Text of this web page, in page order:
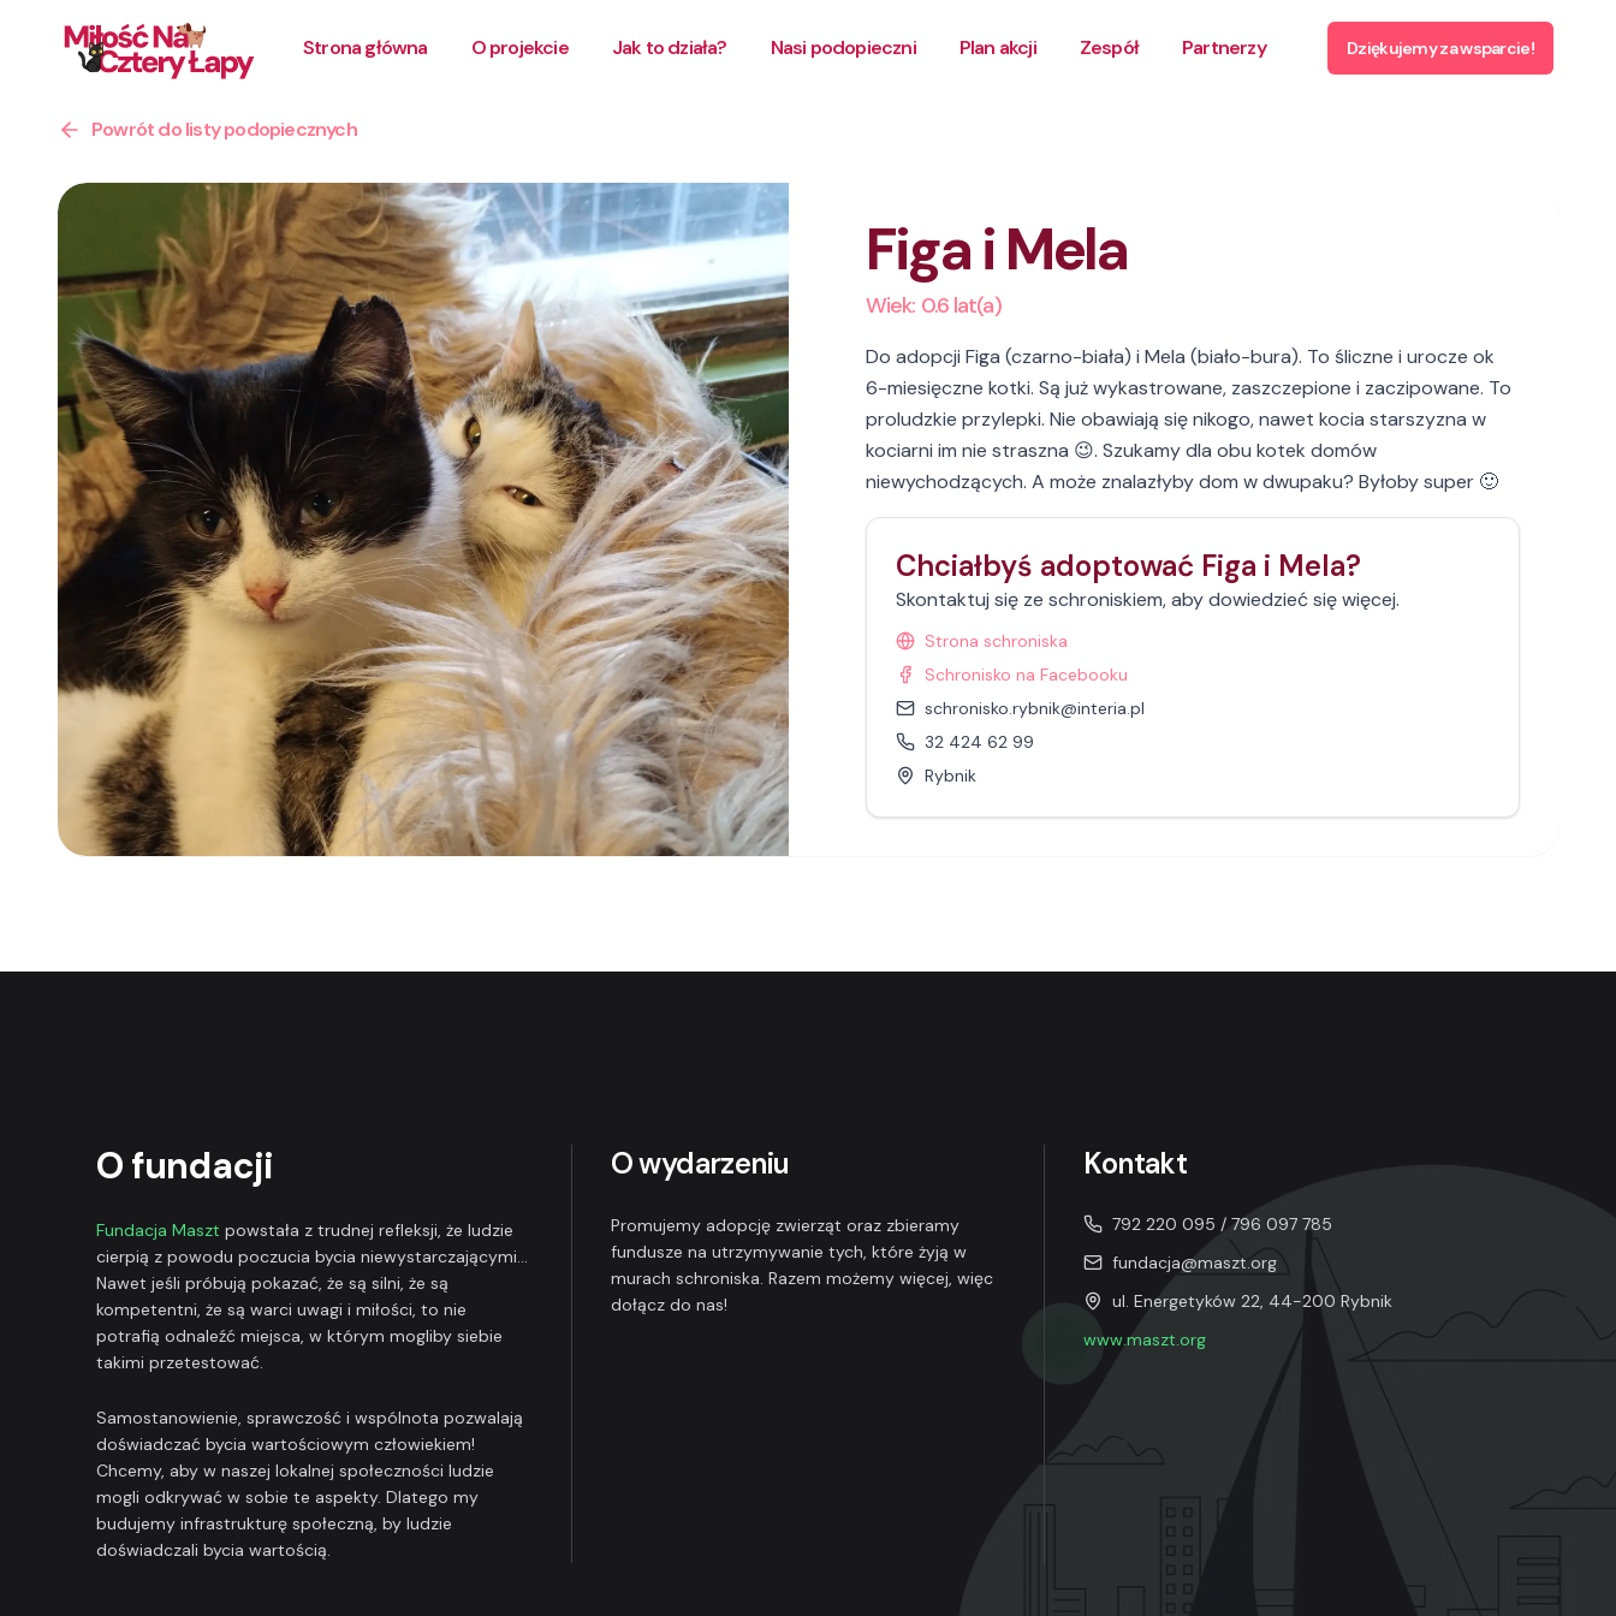
Strona główna O projekcie Jak to działa? Nasi podopieczni Plan akcji Zespół Partnerzy Dziękujemy za wsparcie!
Powrót do listy podopiecznych
Figa i Mela
Wiek: 0.6lat(a)
Do adopcji Figa (czarno-biała) i Mela (biało-bura). To śliczne i urocze ok
6-miesięczne kotki. Są już wykastrowane, zaszczepione i zaczipowane. To
proludzkie przylepki. Nie obawiają się nikogo, nawet kocia starszyzna w
kociarni im nie straszna 😉. Szukamy dla obu kotek domów
niewychodzących. A może znalazłyby dom w dwupaku? Byłoby super 🙂
Chciałbyś adoptować Figa i Mela?
Skontaktuj się ze schroniskiem, aby dowiedzieć się więcej.
Strona schroniska
Schronisko na Facebooku
schronisko.rybnik@interia.pl
32 424 62 99
Rybnik
O fundacji
Fundacja Maszt powstała z trudnej refleksji, że ludzie
cierpią z powodu poczucia bycia niewystarczającymi...
Nawet jeśli próbują pokazać, że są silni, że są
kompetentni, że są warci uwagi i miłości, to nie
potrafią odnaleźć miejsca, w którym mogliby siebie
takimi przetestować.
Samostanowienie, sprawczość i wspólnota pozwalają
doświadczać bycia wartościowym człowiekiem!
Chcemy, aby w naszej lokalnej społeczności ludzie
mogli odkrywać w sobie te aspekty. Dlatego my
budujemy infrastrukturę społeczną, by ludzie
doświadczali bycia wartością.
O wydarzeniu
Promujemy adopcję zwierząt oraz zbieramy
fundusze na utrzymywanie tych, które żyją w
murach schroniska. Razem możemy więcej, więc
dołącz do nas!
Kontakt
792 220 095 / 796 097 785
fundacja@maszt.org
ul. Energetyków 22, 44-200 Rybnik
www.maszt.org